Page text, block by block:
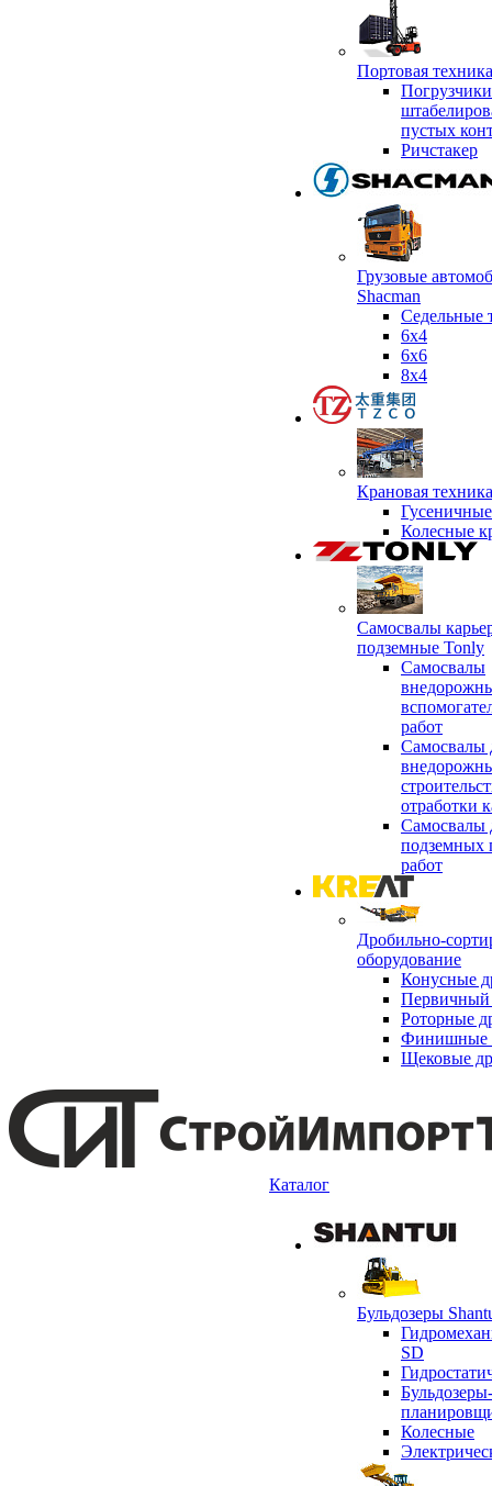
Портовая
пустых
Ричстакер
Грузовые
Shacman
Седельные
6х4
6x6
8x4
Крановая
Колесные
Самосвалы
подземные Tonly
Самосвалы
работ
Самосвалы
отработки
Самосвалы
подземных
работ
Дробильно-
оборудование
Конусные
Первичный
Роторные
Финишные
Щековые
Каталог
Бульдозеры
SD
Бульдозеры-
Колесные